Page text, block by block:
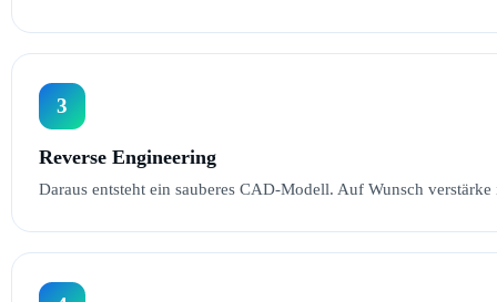
3
Reverse Engineering
Daraus entsteht ein sauberes CAD-Modell. Auf Wunsch